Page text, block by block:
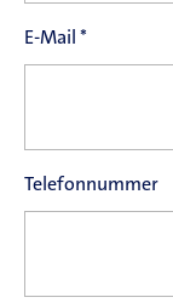
Nachhaltigkeit
Kontakt
Karriere
E-Mail*
Telefonnummer